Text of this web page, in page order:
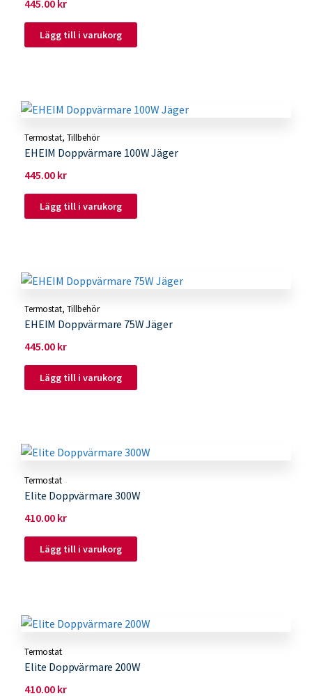
445.00 kr
Lägg till i varukorg
Termostat, Tillbehör
EHEIM Doppvärmare 100W Jäger
445.00 kr
Lägg till i varukorg
Termostat, Tillbehör
EHEIM Doppvärmare 75W Jäger
445.00 kr
Lägg till i varukorg
Termostat
Elite Doppvärmare 300W
410.00 kr
Lägg till i varukorg
Termostat
Elite Doppvärmare 200W
410.00 kr